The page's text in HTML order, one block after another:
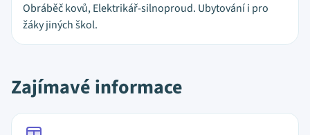
Obráběč kovů, Elektrikář-silnoproud. Ubytování i pro
žáky jiných škol.
Zajímavé informace